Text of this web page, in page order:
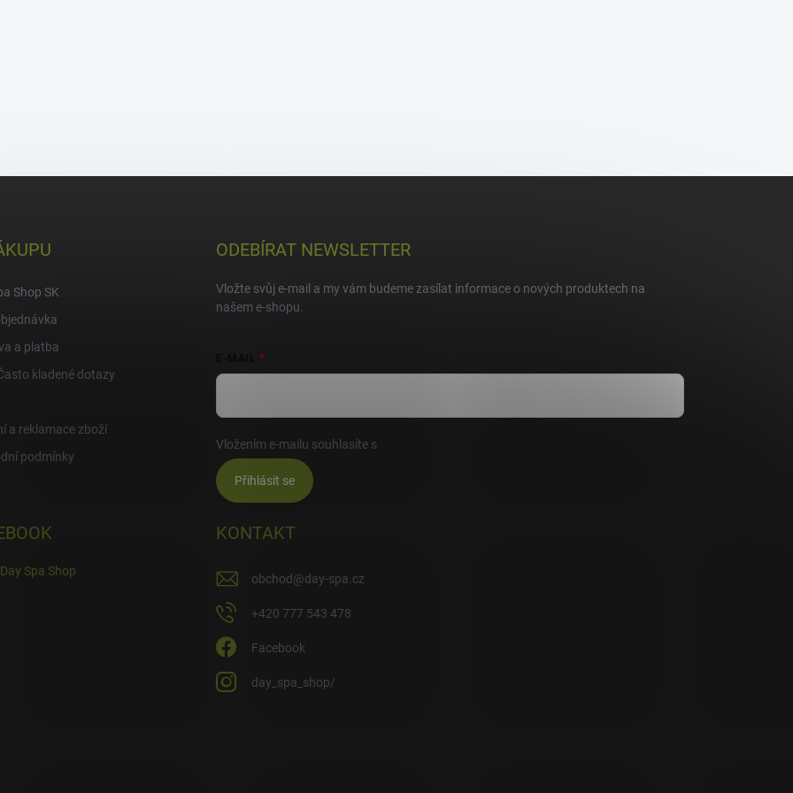
Shop SK
a platba
kladené dotazy
a reklamace zboží
podmínky
ODEBÍRAT NEWSLETTER
Vložte svůj e-mail a my vám budeme zasílat informace o nových produktech na
našem e-shopu.
Vložením e-mailu souhlasíte s
Přihlásit se
Day Spa Shop
KONTAKT
obchod@day-spa.cz
+420 777 543 478
Facebook
day_spa_shop/